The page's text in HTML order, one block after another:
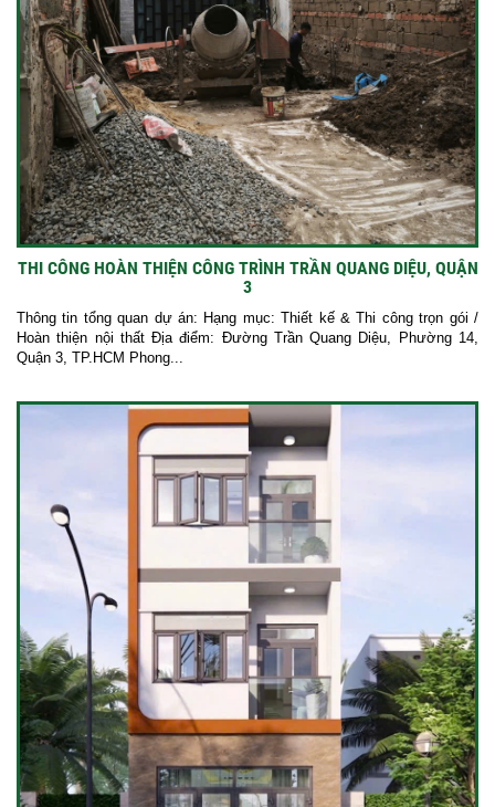
THI CÔNG HOÀN THIỆN CÔNG TRÌNH TRẦN QUANG DIỆU, QUẬN
3
Thông tin tổng quan dự án: Hạng mục: Thiết kế & Thi công trọn gói /
Hoàn thiện nội thất Địa điểm: Đường Trần Quang Diệu, Phường 14,
Quận 3, TP.HCM Phong...